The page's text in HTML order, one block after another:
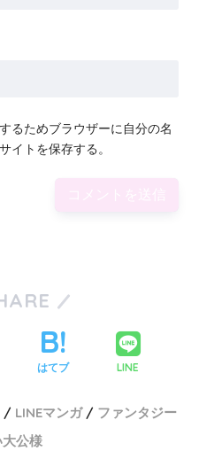
るためブラウザーに自分の名
イトを保存する。
はてブ LINE
LINEマンガ
ファンタジー
公様